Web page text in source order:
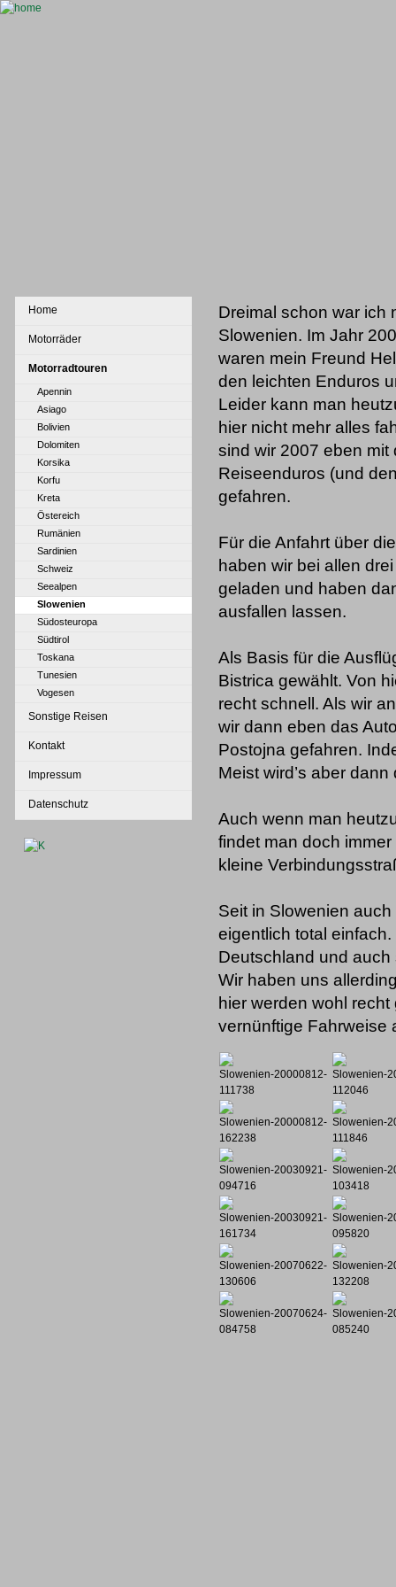
Home
Motorräder
Motorradtouren
Apennin
Asiago
Bolivien
Dolomiten
Korsika
Korfu
Kreta
Östereich
Rumänien
Sardinien
Schweiz
Seealpen
Slowenien
Südosteuropa
Südtirol
Toskana
Tunesien
Vogesen
Sonstige Reisen
Kontakt
Impressum
Datenschutz
Dreimal schon war ich
Slowenien. Im Jahr
waren mein Freund
den leichten Enduros
Leider kann man
hier nicht mehr alles
sind wir 2007 eben mit
Reiseenduros (und
gefahren.
Für die Anfahrt über
haben wir bei allen
geladen und haben
ausfallen lassen.
Als Basis für die
Bistrica gewählt. Von
recht schnell. Als wir
wir dann eben das
Postojna gefahren.
Meist wird’s aber
Auch wenn man
findet man doch
kleine
Seit in Slowenien
eigentlich total
Deutschland und
Wir haben uns
hier werden wohl
vernünftige Fahrweise
Slowenien-20000812-
111738
Slowenien-
112046
Slowenien-20000812-
162238
Slowenien-
111846
Slowenien-20030921-
094716
Slowenien-
103418
Slowenien-20030921-
161734
Slowenien-
095820
Slowenien-20070622-
130606
Slowenien-
132208
Slowenien-20070624-
084758
Slowenien-
085240